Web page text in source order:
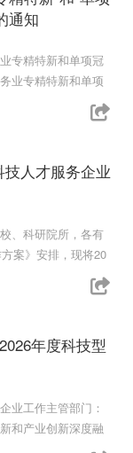
通知
专精特新和单项冠
业专精特新和单项
人才服务企业
、科研院所，各有
案》安排，现将20
年度科技型
业工作主管部门：
和产业创新深度融